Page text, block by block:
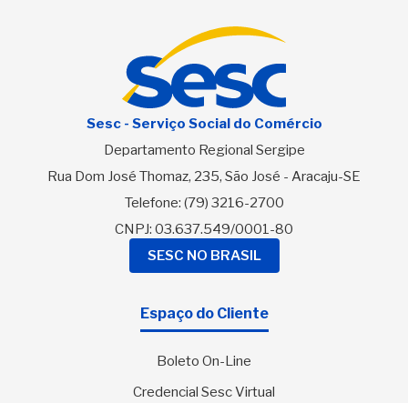
Sesc - Serviço Social do Comércio
Departamento Regional Sergipe
Rua Dom José Thomaz, 235, São José - Aracaju-SE
Telefone: (79) 3216-2700
CNPJ: 03.637.549/0001-80
SESC NO BRASIL
Espaço do Cliente
Boleto On-Line
Credencial Sesc Virtual